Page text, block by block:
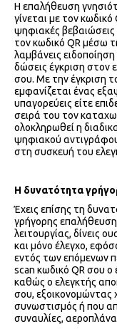
Η επαλήθευση
γίνεται με τον κωδικό
ψηφιακές βεβαιώσεις
τον κωδικό QR μέσω
λαμβάνεις
δώσεις έγκριση στον
σου. Με την έγκριση
εμφανίζεται ένας
υπαγορεύεις είτε
σειρά του τον
ολοκληρωθεί η
ψηφιακού
στη συσκευή του
Η δυνατότητα
Έχεις επίσης τη
γρήγορης
λειτουργίας, δίνεις
και μόνο έλεγχο,
εντός των επόμενων
scan κωδικό QR σου ο
καθώς ο ελεγκτής
σου, εξοικονομώντας
συνωστισμός ή που
συναυλίες,